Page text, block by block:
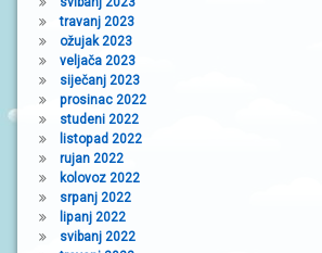
travanj 2023
ožujak 2023
veljača 2023
siječanj 2023
prosinac 2022
studeni 2022
listopad 2022
rujan 2022
kolovoz 2022
srpanj 2022
lipanj 2022
svibanj 2022